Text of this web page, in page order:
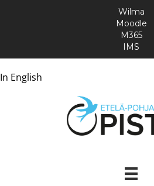
In English
Wilma
Moodle
M365
IMS